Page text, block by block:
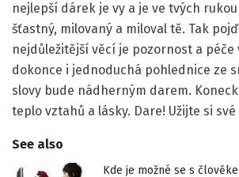
nejlepší dárek je vy a je ve tvých
šťastný, milovaný a miloval tě. Tak
nejdůležitější věcí je pozornost a
dokonce i jednoduchá pohlednice ze
slovy bude nádherným darem.
teplo vztahů a lásky. Dare! Užijte si
See also
Kde je možné se s